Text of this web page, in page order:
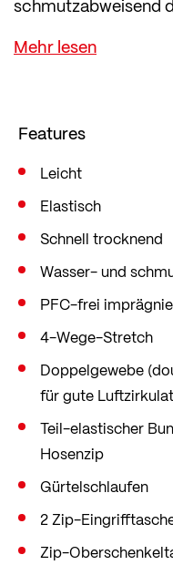
schmutzabweisend
Imprägnierung und
Mit dem Material,
Taillierung und viel
Features
Leicht
Elastisch
Schnell trocknend
Wasser- und
PFC-frei
4-Wege-Stretch
Doppelgewebe
für gute
Teil-elastischer
Hosenzip
Gürtelschlaufen
2 Zip-
Zip-